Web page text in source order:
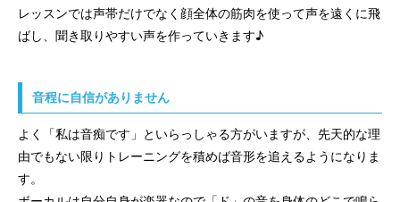
レッスンでは声帯だけでなく顔全体の筋肉を使って声を遠くに飛
ばし、聞き取りやすい声を作っていきます♪
音程に自信がありません
よく「私は音痴です」といらっしゃる方がいますが、先天的な理
由でもない限りトレーニングを積めば音形を追えるようになりま
す。